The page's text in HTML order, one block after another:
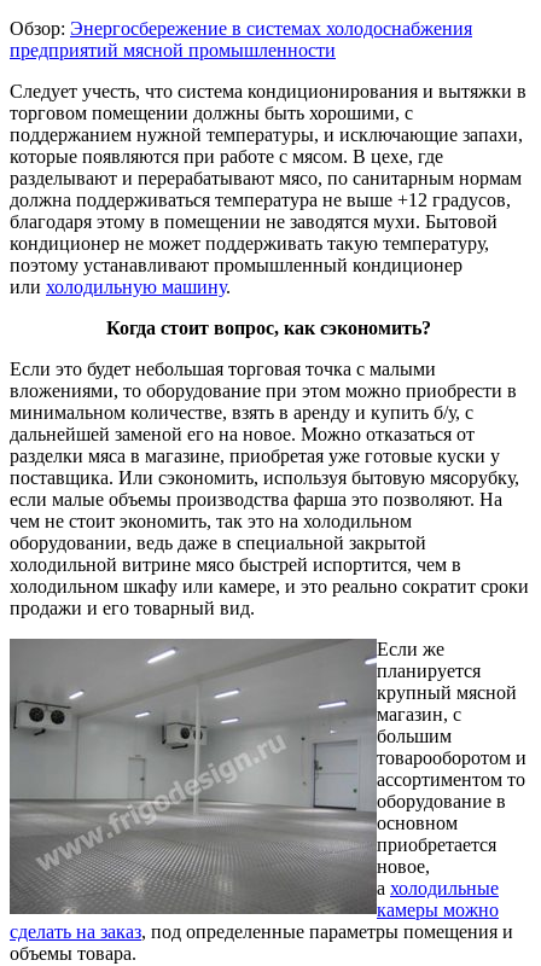
Обзор: Энергосбережение в системах холодоснабжения
предприятий мясной промышленности
Следует учесть, что система кондиционирования и вытяжки в
торговом помещении должны быть хорошими, с
поддержанием нужной температуры, и исключающие запахи,
которые появляются при работе с мясом. В цехе, где
разделывают и перерабатывают мясо, по санитарным нормам
должна поддерживаться температура не выше +12 градусов,
благодаря этому в помещении не заводятся мухи. Бытовой
кондиционер не может поддерживать такую температуру,
поэтому устанавливают промышленный кондиционер
или холодильную машину.
Когда стоит вопрос, как сэкономить?
Если это будет небольшая торговая точка с малыми
вложениями, то оборудование при этом можно приобрести в
минимальном количестве, взять в аренду и купить б/у, с
дальнейшей заменой его на новое. Можно отказаться от
разделки мяса в магазине, приобретая уже готовые куски у
поставщика. Или сэкономить, используя бытовую мясорубку,
если малые объемы производства фарша это позволяют. На
чем не стоит экономить, так это на холодильном
оборудовании, ведь даже в специальной закрытой
холодильной витрине мясо быстрей испортится, чем в
холодильном шкафу или камере, и это реально сократит сроки
продажи и его товарный вид.
Если же
планируется
крупный мясной
магазин, с
большим
товарооборотом и
ассортиментом то
оборудование в
основном
приобретается
новое,
а холодильные
камеры можно
сделать на заказ, под определенные параметры помещения и
объемы товара.